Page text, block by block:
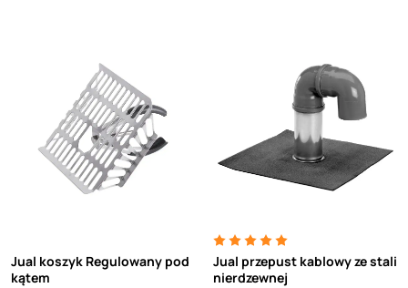
Jual koszyk Regulowany pod
kątem
Jual przepust kablowy ze stali
nierdzewnej